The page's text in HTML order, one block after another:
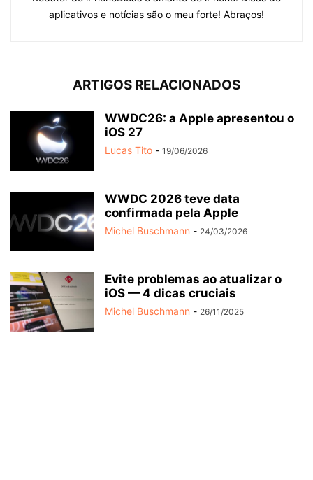
aplicativos e notícias são o meu forte! Abraços!
ARTIGOS RELACIONADOS
WWDC26: a Apple apresentou o
iOS 27
Lucas Tito - 19/06/2026
WWDC 2026 teve data
confirmada pela Apple
Michel Buschmann - 24/03/2026
Evite problemas ao atualizar o
iOS — 4 dicas cruciais
Michel Buschmann - 26/11/2025